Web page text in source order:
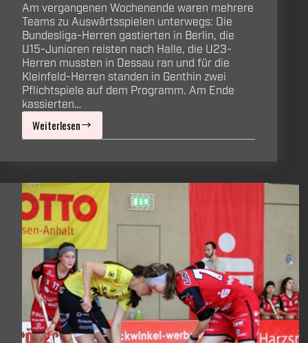
Am vergangenen Wochenende waren mehrere
Teams zu Auswärtsspielen unterwegs: Die
Bundesliga-Herren gastierten in Berlin, die
U15-Junioren reisten nach Halle, die U23-
Herren mussten in Dessau ran und für die
Kleinfeld-Herren standen in Genthin zwei
Pflichtspiele auf dem Programm. Am Ende
kassierten…
Weiterlesen
Ergebnisse